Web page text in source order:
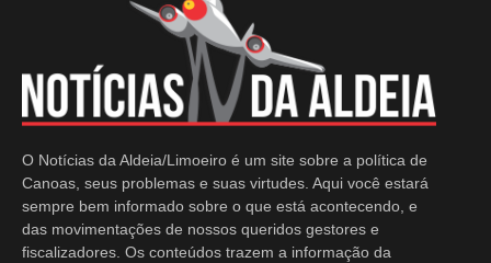
O Notícias da Aldeia/Limoeiro é um site sobre a política de
Canoas, seus problemas e suas virtudes. Aqui você estará
sempre bem informado sobre o que está acontecendo, e
das movimentações de nossos queridos gestores e
fiscalizadores. Os conteúdos trazem a informação da